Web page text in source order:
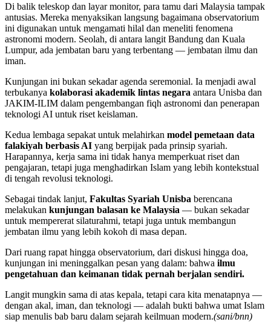
Di balik teleskop dan layar monitor, para tamu dari Malaysia tampak
antusias. Mereka menyaksikan langsung bagaimana observatorium
ini digunakan untuk mengamati hilal dan meneliti fenomena
astronomi modern. Seolah, di antara langit Bandung dan Kuala
Lumpur, ada jembatan baru yang terbentang — jembatan ilmu dan
iman.
Kunjungan ini bukan sekadar agenda seremonial. Ia menjadi awal
terbukanya kolaborasi akademik lintas negara antara Unisba dan
JAKIM-ILIM dalam pengembangan fiqh astronomi dan penerapan
teknologi AI untuk riset keislaman.
Kedua lembaga sepakat untuk melahirkan model pemetaan data
falakiyah berbasis AI yang berpijak pada prinsip syariah.
Harapannya, kerja sama ini tidak hanya memperkuat riset dan
pengajaran, tetapi juga menghadirkan Islam yang lebih kontekstual
di tengah revolusi teknologi.
Sebagai tindak lanjut, Fakultas Syariah Unisba berencana
melakukan kunjungan balasan ke Malaysia — bukan sekadar
untuk mempererat silaturahmi, tetapi juga untuk membangun
jembatan ilmu yang lebih kokoh di masa depan.
Dari ruang rapat hingga observatorium, dari diskusi hingga doa,
kunjungan ini meninggalkan pesan yang dalam: bahwa ilmu
pengetahuan dan keimanan tidak pernah berjalan sendiri.
Langit mungkin sama di atas kepala, tetapi cara kita menatapnya —
dengan akal, iman, dan teknologi — adalah bukti bahwa umat Islam
siap menulis bab baru dalam sejarah keilmuan modern.(sani/bnn)